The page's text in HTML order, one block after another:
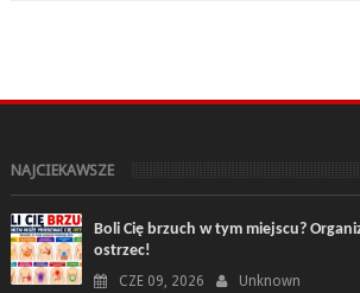
NAJCIEKAWSZE
Boli Cię brzuch w tym miejscu?
ostrzec!
CZE 09, 2026 Unknown